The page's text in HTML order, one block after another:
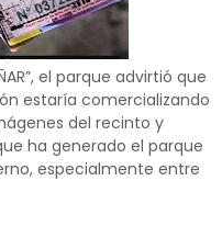
el parque advirtió que
estaría comercializando
del recinto y
ha generado el parque
especialmente entre